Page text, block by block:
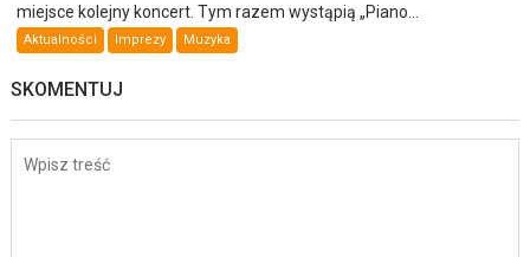
miejsce kolejny koncert. Tym razem wystąpią „Piano...
Aktualności Imprezy Muzyka
SKOMENTUJ